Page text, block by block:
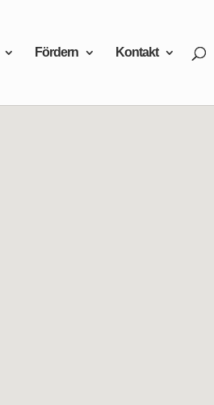
Fördern Kontakt